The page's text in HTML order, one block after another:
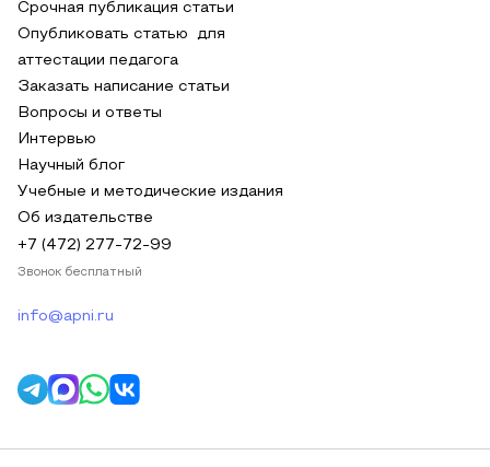
Срочная публикация статьи
Опубликовать статью для
аттестации педагога
Заказать написание статьи
Вопросы и ответы
Интервью
Научный блог
Учебные и методические издания
Об издательстве
+7 (472) 277-72-99
Звонок бесплатный
info@apni.ru